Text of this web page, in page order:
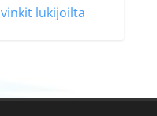
vinkit lukijoilta